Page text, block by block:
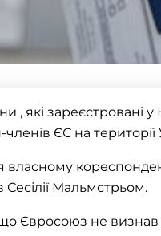
, які зареєстровані
ЄС на території
власному
Сесілії Мальмстрьом.
що Євросоюз не